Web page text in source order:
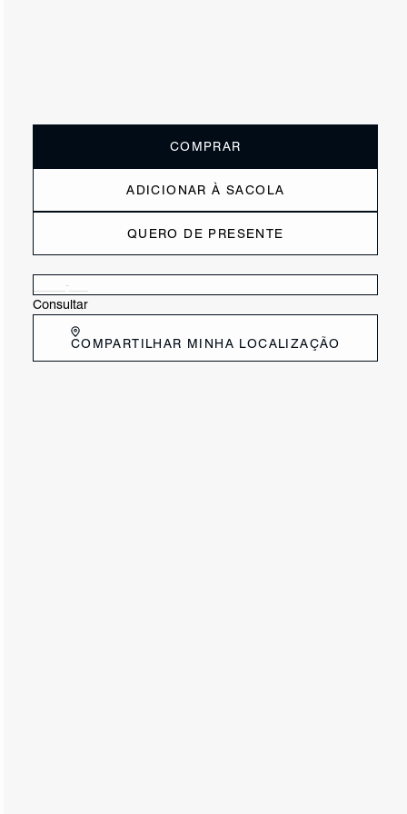
COMPRAR
ADICIONAR À SACOLA
QUERO DE PRESENTE
Consultar
COMPARTILHAR MINHA LOCALIZAÇÃO